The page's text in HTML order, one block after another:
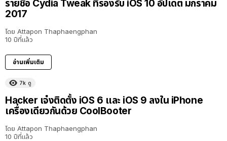
รายชื่อ Cydia Tweak ที่รองรับ iOS 10 อัปเดต มกราคม
2017
โดย Attapon Thaphaengphan
10 ปีที่แล้ว
อ่านเพิ่มเติม
7k ดู
Hacker เจ๋งติดตั้ง iOS 6 และ iOS 9 ลงใน iPhone
เครื่องเดียวกันด้วย CoolBooter
โดย Attapon Thaphaengphan
10 ปีที่แล้ว